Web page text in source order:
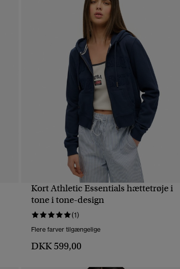
HURTIGVISNING
Kort Athletic Essentials hættetrøje i
tone i tone-design
(1)
Flere farver tilgængelige
DKK 599,00